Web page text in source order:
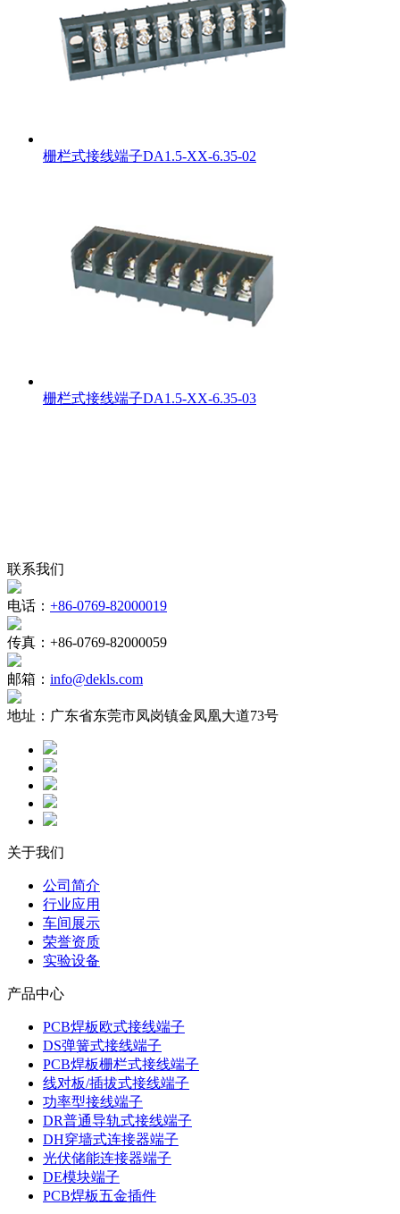
栅栏式接线端子DA1.5-XX-6.35-02
栅栏式接线端子DA1.5-XX-6.35-03
联系我们
电话： +86-0769-82000019
传真： +86-0769-82000059
邮箱： info@dekls.com
地址： 广东省东莞市凤岗镇金凤凰大道73号
关于我们
公司简介
行业应用
车间展示
荣誉资质
实验设备
产品中心
PCB焊板欧式接线端子
DS弹簧式接线端子
PCB焊板栅栏式接线端子
线对板/插拔式接线端子
功率型接线端子
DR普通导轨式接线端子
DH穿墙式连接器端子
光伏储能连接器端子
DE模块端子
PCB焊板五金插件